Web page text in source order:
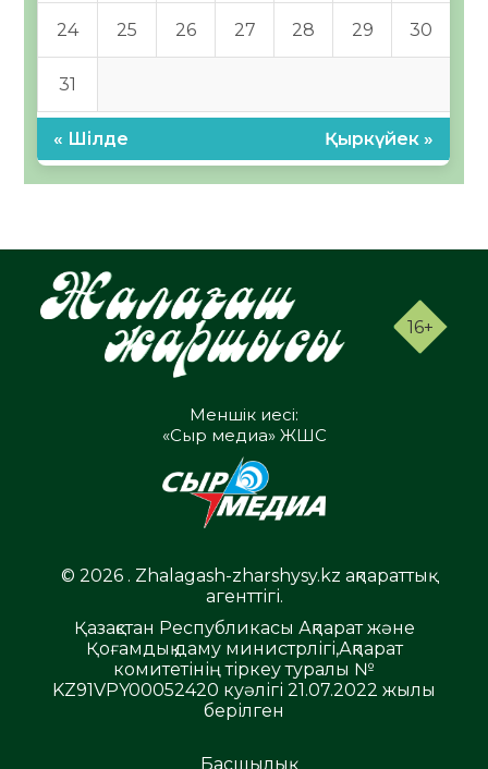
24 25 26 27 28 29 30
31
« Шілде Қыркүйек »
16+
Меншік иесі:
«Сыр медиа» ЖШС
© 2026 . Zhalagash-zharshysy.kz ақпараттық
агенттігі.
Қазақстан Республикасы Ақпарат және
Қоғамдық даму министрлігі,Ақпарат
комитетінің тіркеу туралы №
KZ91VPY00052420 куәлігі 21.07.2022 жылы
берілген
Басшылық